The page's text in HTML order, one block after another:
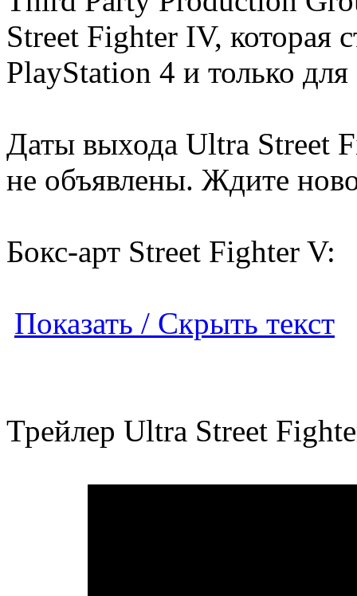
Street Fighter IV, которая
PlayStation 4 и только
Даты выхода Ultra Street
не объявлены. Ждите
Бокс-арт Street Fighter V:
Показать / Скрыть текст
Трейлер Ultra Street